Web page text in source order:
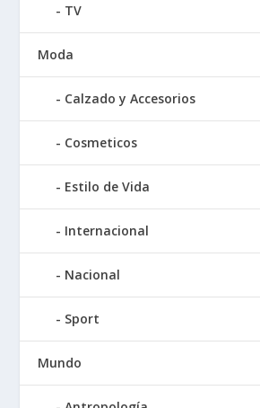
TV
Moda
Calzado y Accesorios
Cosmeticos
Estilo de Vida
Internacional
Nacional
Sport
Mundo